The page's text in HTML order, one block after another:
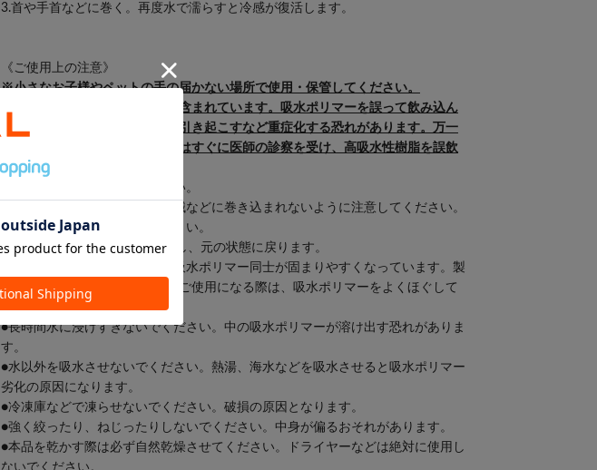
3.首や手首などに巻く。再度水で濡らすと冷感が復活します。
《ご使用上の注意》
※小さなお子様やペットの手の届かない場所で使用・保管してください。
※この製品には吸水ポリマーが含まれています。吸水ポリマーを誤って飲み込ん
だ場合、体内で膨らみ腸閉塞を引き起こすなど重症化する恐れがあります。万一
吸水ポリマーを飲み込んだ場合はすぐに医師の診察を受け、高吸水性樹脂を誤飲
したことを伝えてください。
●きつく巻きすぎないでください。
●使用中に引っかかったり、機械などに巻き込まれないように注意してください。
●就寝時には使用しないでください。
●吸水ポリマーは2～3日で乾燥し、元の状態に戻ります。
●素材の特性上、乾燥させると吸水ポリマー同士が固まりやすくなっています。製
品には問題ございません。再度ご使用になる際は、吸水ポリマーをよくほぐして
●長時間水に浸けすぎないでください。中の吸水ポリマーが溶け出す恐れがありま
す。
●水以外を吸水させないでください。熱湯、海水などを吸水させると吸水ポリマー
劣化の原因になります。
●冷凍庫などで凍らせないでください。破損の原因となります。
●強く絞ったり、ねじったりしないでください。中身が偏るおそれがあります。
●本品を乾かす際は必ず自然乾燥させてください。ドライヤーなどは絶対に使用し
ないでください。